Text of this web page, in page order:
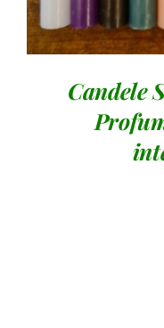
Candele